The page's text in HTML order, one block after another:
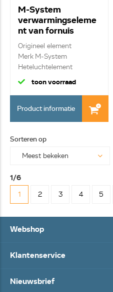
M-System
verwarmingseleme
nt van fornuis
062097004
Origineel element
Merk M-System
Heteluchtelement
toon voorraad
Product informatie
Sorteren op
1/6
1
2 3 4 5
Webshop
Klantenservice
Nieuwsbrief